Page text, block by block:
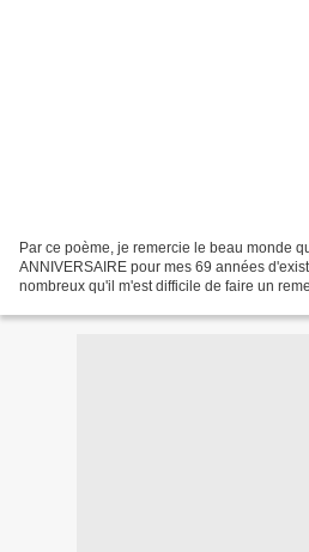
Par ce poème, je remercie le beau monde
ANNIVERSAIRE pour mes 69 années
nombreux qu'il m'est difficile de faire un